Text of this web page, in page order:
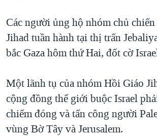
TRỊNH VĨNH BÌNH VS. CHÍNH PHỦ VIỆT
NGƯ DÂN VIỆT VÀ LÀN SÓNG TRỘM
QUAN HỆ VIỆT MỸ
Các người ủng hộ nhóm chủ
Jihad tuần hành tại thị trấn
bắc Gaza hôm thứ Hai, đốt cờ
Một lãnh tụ của nhóm Hồi Giáo
cộng đồng thế giới buộc Israel
chiếm đóng và tấn công người
vùng Bờ Tây và Jerusalem.